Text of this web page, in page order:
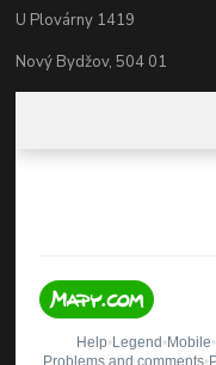
U Plovárny 1419
Nový Bydžov, 504 01